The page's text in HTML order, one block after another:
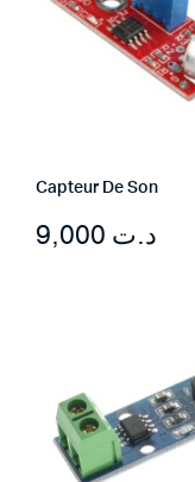
Capteur De Son
د.ت